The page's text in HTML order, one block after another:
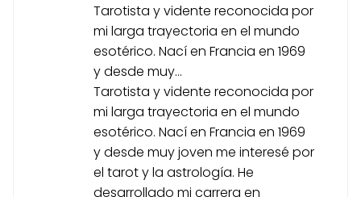
Tarotista y vidente reconocida por
mi larga trayectoria en el mundo
esotérico. Nací en Francia en 1969
y desde muy...
Tarotista y vidente reconocida por
mi larga trayectoria en el mundo
esotérico. Nací en Francia en 1969
y desde muy joven me interesé por
el tarot y la astrología. He
desarrollado mi carrera en